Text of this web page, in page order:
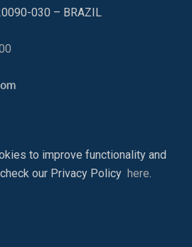
030 – BRAZIL
to improve functionality and
our Privacy Policy here.